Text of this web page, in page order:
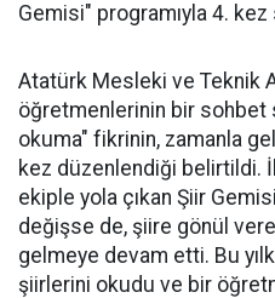
Gemisi" programıyla 4. kez
Atatürk Mesleki ve Teknik
öğretmenlerinin bir sohbet
okuma" fikrinin, zamanla
kez düzenlendiği belirtildi.
ekiple yola çıkan Şiir
değişse de, şiire gönül
gelmeye devam etti. Bu
şiirlerini okudu ve bir